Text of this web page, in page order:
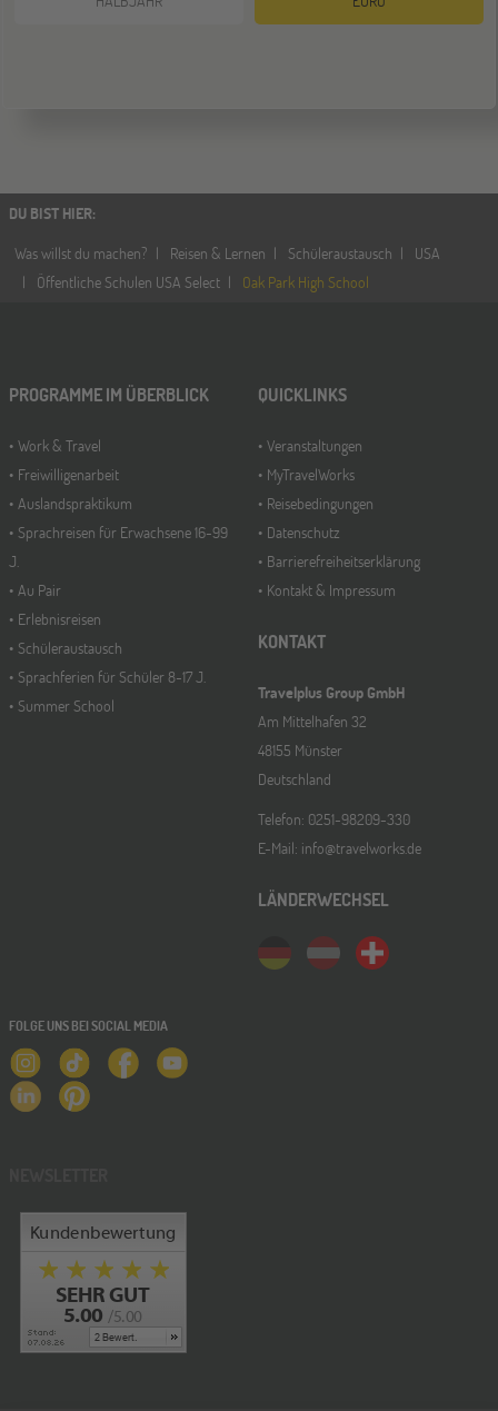
DU BIST HIER:
Was willst du machen?
Reisen & Lernen Schüleraustausch
USA
Öffentliche Schulen USA Select
Oak Park High School
PROGRAMME IM ÜBERBLICK
Work & Travel
Freiwilligenarbeit
Auslandspraktikum
Sprachreisen für Erwachsene 16-99
J.
Au Pair
Erlebnisreisen
Schüleraustausch
Sprachferien für Schüler 8-17 J.
Summer School
QUICKLINKS
Veranstaltungen
MyTravelWorks
Reisebedingungen
Datenschutz
Barrierefreiheitserklärung
Kontakt & Impressum
KONTAKT
Travelplus Group GmbH
Am Mittelhafen 32
48155 Münster
Deutschland
Telefon: 0251-98209-330
E-Mail: info@travelworks.de
LÄNDERWECHSEL
FOLGE UNS BEI SOCIAL MEDIA